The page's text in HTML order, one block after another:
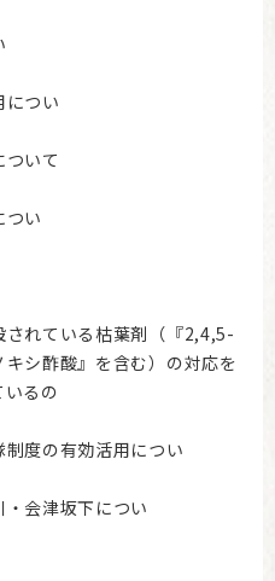
につい
ついて
つい
されている枯葉剤（『2,4,5-
キシ酢酸』を含む）の対応を
いるの
度の有効活用につい
会津坂下につい